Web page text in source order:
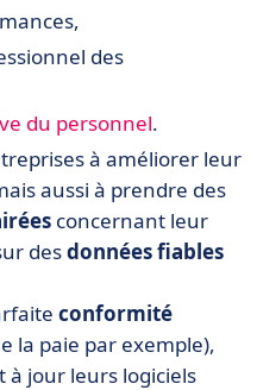
des
du personnel.
à améliorer leur
aussi à prendre des
concernant leur
desdonnées fiables
conformité
la paie par exemple),
jour leurs logiciels